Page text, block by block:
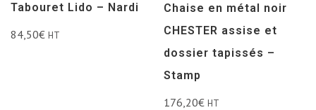
Tabouret Lido – Nardi
84,50€ HT
Chaise en métal noir
CHESTER assise et
dossier tapissés –
Stamp
176,20€ HT